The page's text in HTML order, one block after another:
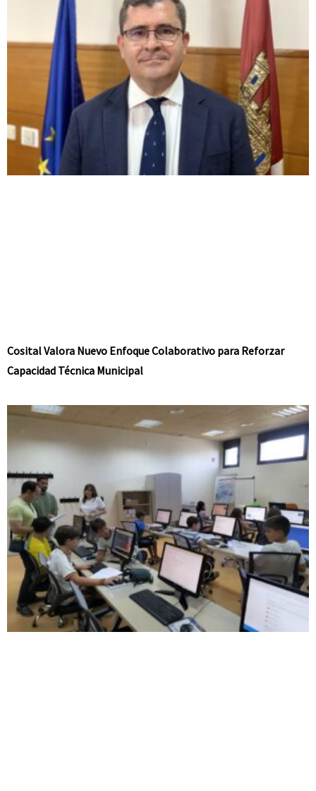
Cosital Valora Nuevo Enfoque Colaborativo para Reforzar
Capacidad Técnica Municipal